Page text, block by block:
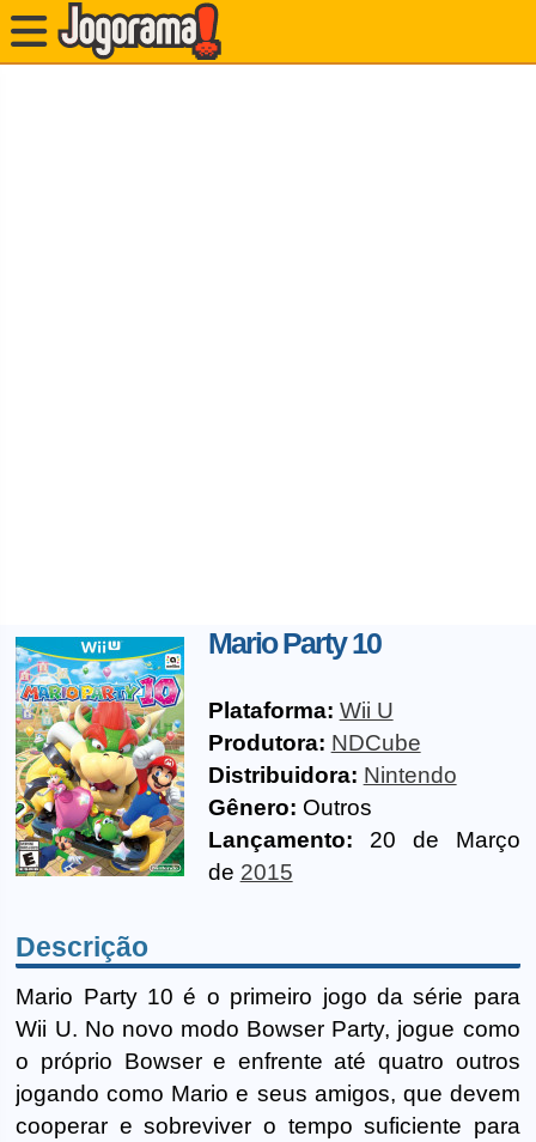
Mario Party 10
Plataforma: Wii U
Produtora: NDCube
Distribuidora: Nintendo
Gênero: Outros
Lançamento: 20 de Março
de 2015
Descrição
Mario Party 10 é o primeiro jogo da série para
Wii U. No novo modo Bowser Party, jogue como
o próprio Bowser e enfrente até quatro outros
jogando como Mario e seus amigos, que devem
cooperar e sobreviver o tempo suficiente para